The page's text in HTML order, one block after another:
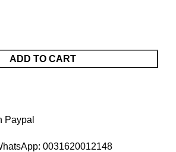
ADD TO CART
Paypal
0031620012148